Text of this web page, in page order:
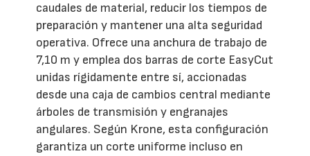
caudales de material, reducir los tiempos de
preparación y mantener una alta seguridad
operativa. Ofrece una anchura de trabajo de
7,10 m y emplea dos barras de corte EasyCut
unidas rígidamente entre sí, accionadas
desde una caja de cambios central mediante
árboles de transmisión y engranajes
angulares. Según Krone, esta configuración
garantiza un corte uniforme incluso en